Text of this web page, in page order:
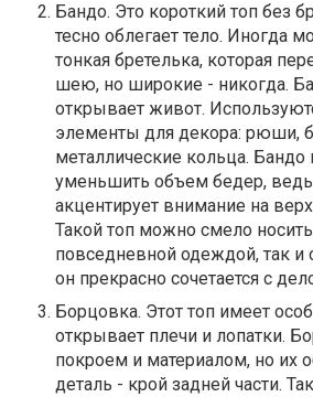
Бандо. Это короткий топ без
тесно облегает тело. Иногда
тонкая бретелька, которая
шею, но широкие - никогда.
открывает живот.
элементы для декора: рюши,
металлические кольца. Бандо
уменьшить объем бедер, ведь
акцентирует внимание на
Такой топ можно смело
повседневной одеждой, так и
он прекрасно сочетается с
Борцовка. Этот топ имеет
открывает плечи и лопатки.
покроем и материалом, но их
деталь - крой задней части.